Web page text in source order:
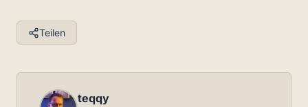
Teilen
teqqy